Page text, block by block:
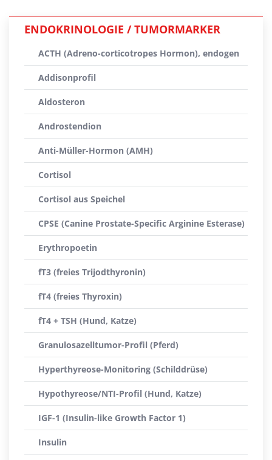
ENDOKRINOLOGIE / TUMORMARKER
ACTH (Adreno-corticotropes Hormon), endogen
Addisonprofil
Aldosteron
Androstendion
Anti-Müller-Hormon (AMH)
Cortisol
Cortisol aus Speichel
CPSE (Canine Prostate-Specific Arginine Esterase)
Erythropoetin
fT3 (freies Trijodthyronin)
fT4 (freies Thyroxin)
fT4 + TSH (Hund, Katze)
Granulosazelltumor-Profil (Pferd)
Hyperthyreose-Monitoring (Schilddrüse)
Hypothyreose/NTI-Profil (Hund, Katze)
IGF-1 (Insulin-like Growth Factor 1)
Insulin